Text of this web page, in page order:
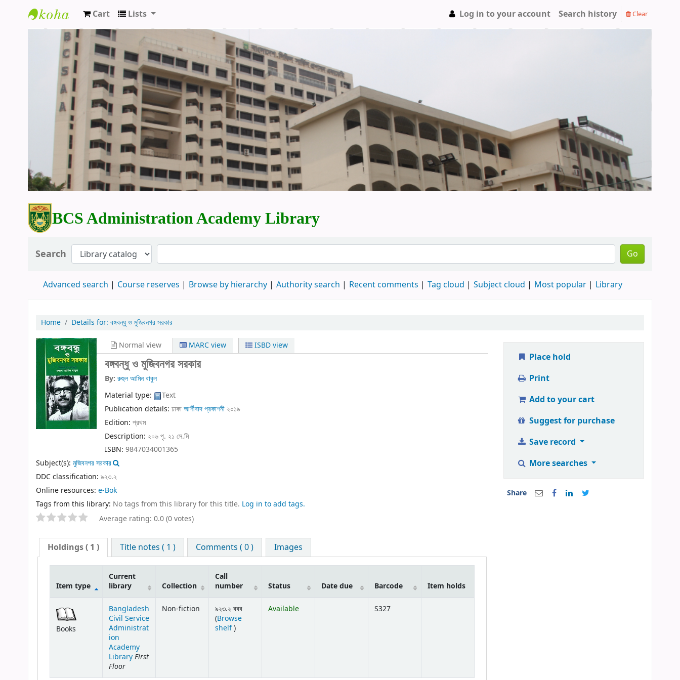
BCS Administration Academy Library
Cart Lists Log in to your account Search history Clear
BCS Administration Academy Library
Search Go
Advanced search Course reserves Browse by hierarchy Authority search Recent comments Tag cloud Subject cloud Most popular Library
Home Details for: বঙ্গবন্ধু ও মুজিবনগর সরকার
Normal view MARC view ISBD view
বঙ্গবন্ধু ও মুজিবনগর সরকার
By:রুহুল আমিন বাবুল
Material type:
Text
Publication details: ঢাকাআর্শীবাদ প্রকাশনী২০১৯
Edition: প্রথম
Description: ২০৬ পৃ. ২১ সে.মি
ISBN: 9847034001365
Subject(s): মুজিবনগর সরকার
DDC classification: ৯২৩.২
Online resources: e-Bok
Tags from this library: No tags from this library for this title. Log in to add tags.
Average rating: 0.0 (0 votes)
Holdings( 1 ) Title notes ( 1 ) Comments ( 0 ) Images
Item type
Current
library
Collection
Call
number
Status Date due Barcode Item holds
Books
Bangladesh
Civil Service
Administrat
ion
Academy
Library First
Floor
Non-fiction
৯২৩.২ ববব
(Browse
shelf(Opens below)
)
Available S327
Place hold
Print
Add to your cart
Suggest for purchase
Save record
More searches
Share